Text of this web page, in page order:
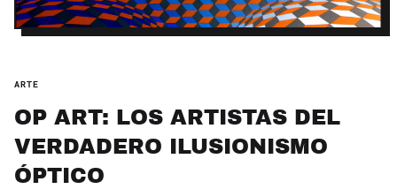
ARTE
OP ART: LOS ARTISTAS DEL
VERDADERO ILUSIONISMO
ÓPTICO